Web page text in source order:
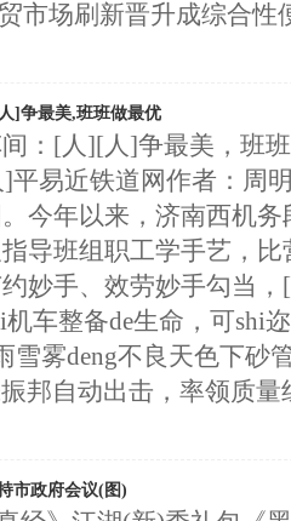
市场刷新晋升成综合性
]争最美,班班做最优
：[人][人]争最美，班
]平易近铁道网作者：
今年以来，济南西机
导班组职工学手艺，
妙手、效劳妙手勾当
整备de生命，可shi迩
雪雾deng不良天色下砂
邦自动出击，率领质
市政府会议(图)